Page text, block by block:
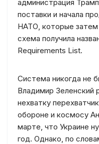
администрация
поставки и начала
НАТО, которые
схема получила
Requirements List.
Система никогда не
Владимир Зеленский
нехватку
обороне и космосу
марте, что Украине
год. Однако, по